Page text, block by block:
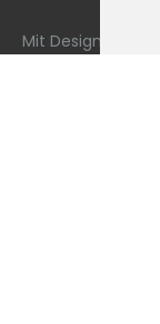
Mit Design Service